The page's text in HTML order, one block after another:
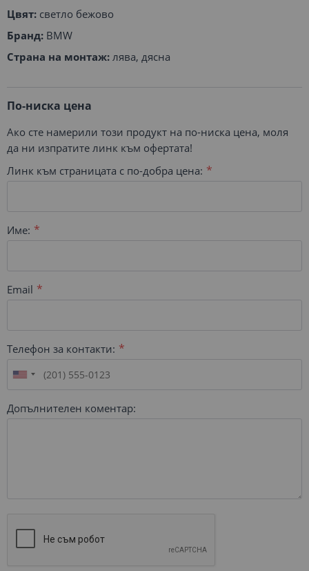
Цвят: светло бежово
Бранд: BMW
Страна на монтаж: лява, дясна
По-ниска цена
Ако сте намерили този продукт на по-ниска цена, моля
да ни изпратите линк към офертата!
Линк към страницата с по-добра цена:
Име:
Email
Телефон за контакти:
Допълнителен коментар: